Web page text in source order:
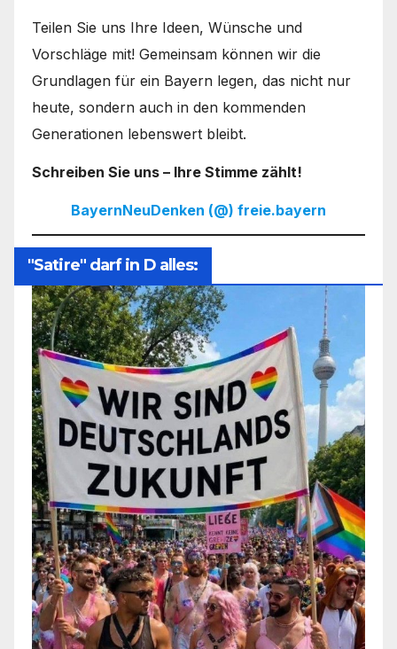
Teilen Sie uns Ihre Ideen, Wünsche und
Vorschläge mit! Gemeinsam können wir die
Grundlagen für ein Bayern legen, das nicht nur
heute, sondern auch in den kommenden
Generationen lebenswert bleibt.
Schreiben Sie uns – Ihre Stimme zählt!
BayernNeuDenken (@) freie.bayern
"Satire" darf in D alles: